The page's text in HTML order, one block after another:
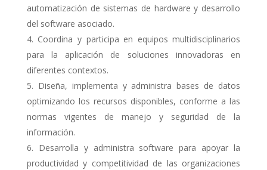
automatización de sistemas de hardware y desarrollo
del software asociado.
Coordina y participa en equipos multidisciplinarios
para la aplicación de soluciones innovadoras en
diferentes contextos.
Diseña, implementa y administra bases de datos
optimizando los recursos disponibles, conforme a las
normas vigentes de manejo y seguridad de la
información.
Desarrolla y administra software para apoyar la
productividad y competitividad de las organizaciones